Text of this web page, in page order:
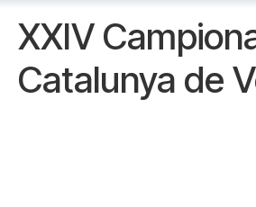
XXIV
Catalunya de